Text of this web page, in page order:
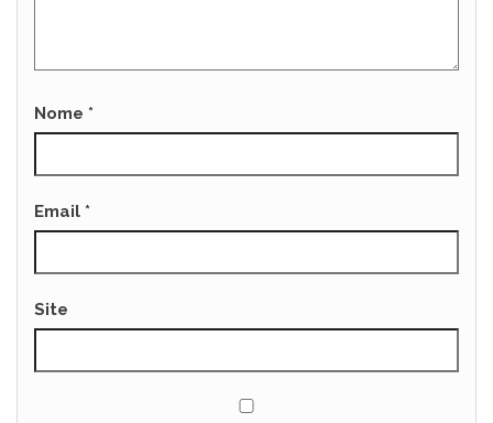
Nome *
Email *
Site